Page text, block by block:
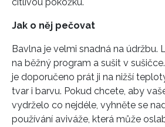
Jak o něj pečovat
Bavlna je velmi snadná na údržbu.
na běžný program a sušit v
je doporučeno prát ji na nižší
tvar i barvu. Pokud chcete, aby
vydrželo co nejdéle, vyhněte se
používání aviváže, která může